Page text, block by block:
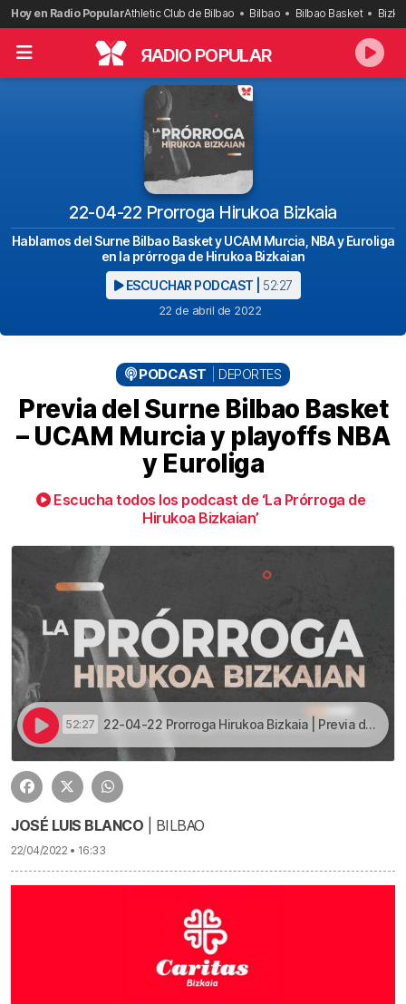
Saltar
al
contenido
Hoy en Radio PopularAthletic Club de Bilbao Bilbao Bilbao Basket
RADIO POPULAR
22-04-22 Prorroga Hirukoa Bizkaia
Hablamos del Surne Bilbao Basket y UCAM Murcia, NBA y Euroliga
en la prórroga de Hirukoa Bizkaian
ESCUCHAR PODCAST | 52:27
22 de abril de 2022
PODCAST DEPORTES
Previa del Surne Bilbao Basket
– UCAM Murcia y playoffs NBA
y Euroliga
Escucha todos los podcast de ‘La Prórroga de
Hirukoa Bizkaian’
52:27 22-04-22 Prorroga Hirukoa Bizkaia | Previa del Surne Bilbao Basket – UCAM Murcia y playoffs NBA y Euroliga
JOSÉ LUIS BLANCO | BILBAO
22/04/2022 • 16:33